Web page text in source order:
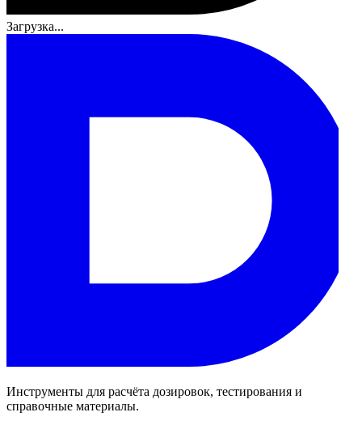
Загрузка...
Инструменты для расчёта дозировок, тестирования и
справочные материалы.